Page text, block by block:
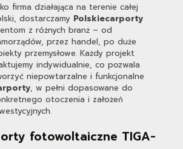
firma działająca na terenie całej
dostarczamy Polskiecarporty
z różnych branż – od
przez handel, po duże
przemysłowe. Każdy projekt
indywidualnie, co pozwala
niepowtarzalne i funkcjonalne
, w pełni dopasowane do
otoczenia i założeń
fotowoltaiczne TIGA-